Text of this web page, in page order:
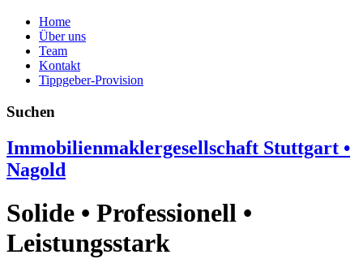
Home
Über uns
Team
Kontakt
Tippgeber-Provision
Suchen
Immobilienmaklergesellschaft Stuttgart •
Nagold
Solide • Professionell •
Leistungsstark